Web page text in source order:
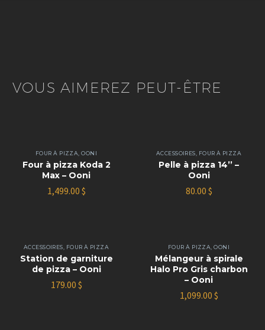
VOUS AIMEREZ PEUT-ÊTRE
FOUR À PIZZA ,OONI
Four à pizza Koda 2
Max – Ooni
1,499.00 $
ACCESSOIRES FOUR À PIZZA
Pelle à pizza 14’’ –
Ooni
80.00 $
ACCESSOIRES FOUR À PIZZA
Station de garniture
de pizza – Ooni
179.00 $
FOUR À PIZZA ,OONI
Mélangeur à spirale
Halo Pro Gris charbon
– Ooni
1,099.00 $